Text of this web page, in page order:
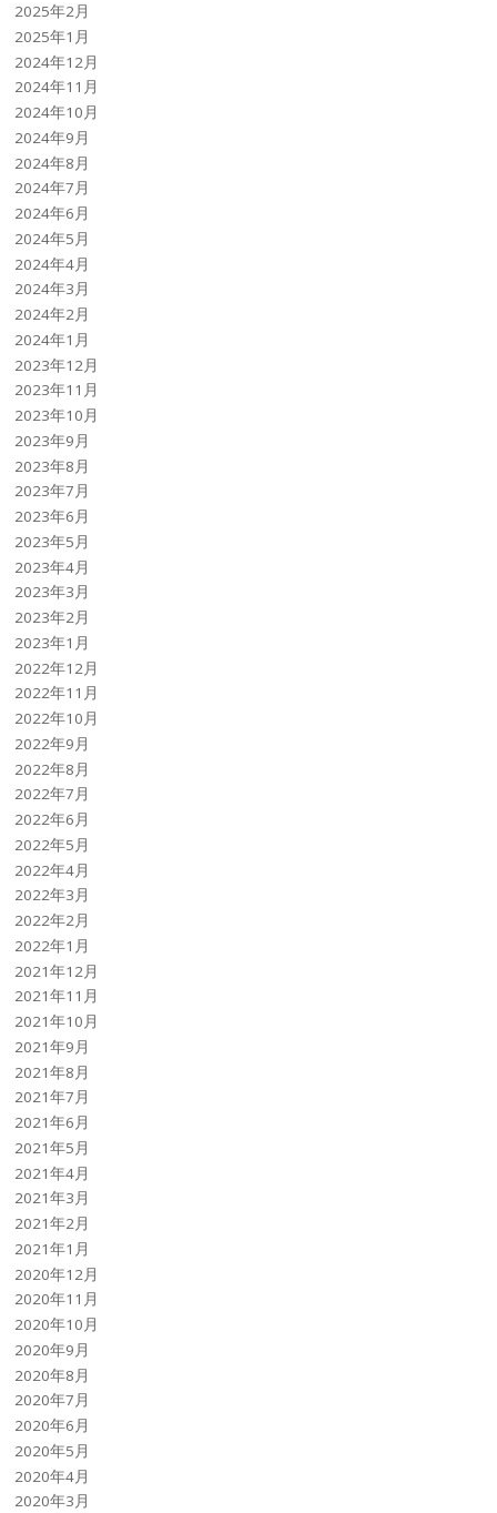
2025年2月
2025年1月
2024年12月
2024年11月
2024年10月
2024年9月
2024年8月
2024年7月
2024年6月
2024年5月
2024年4月
2024年3月
2024年2月
2024年1月
2023年12月
2023年11月
2023年10月
2023年9月
2023年8月
2023年7月
2023年6月
2023年5月
2023年4月
2023年3月
2023年2月
2023年1月
2022年12月
2022年11月
2022年10月
2022年9月
2022年8月
2022年7月
2022年6月
2022年5月
2022年4月
2022年3月
2022年2月
2022年1月
2021年12月
2021年11月
2021年10月
2021年9月
2021年8月
2021年7月
2021年6月
2021年5月
2021年4月
2021年3月
2021年2月
2021年1月
2020年12月
2020年11月
2020年10月
2020年9月
2020年8月
2020年7月
2020年6月
2020年5月
2020年4月
2020年3月